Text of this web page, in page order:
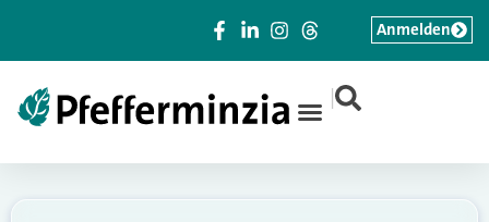
|
Anmelden